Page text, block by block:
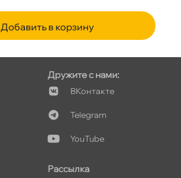
Добавить в корзину
Дружите с нами:
Контакте
Telegram
YouTube
Рассылка